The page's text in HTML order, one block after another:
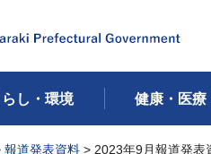
らし・環境 健康・医療
報道発表資料 > 2023年9月報道発表